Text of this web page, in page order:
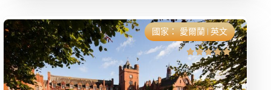
海岸與城市中心。​
國家： 愛爾蘭 英文